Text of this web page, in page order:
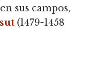
sus campos,
(1479-1458